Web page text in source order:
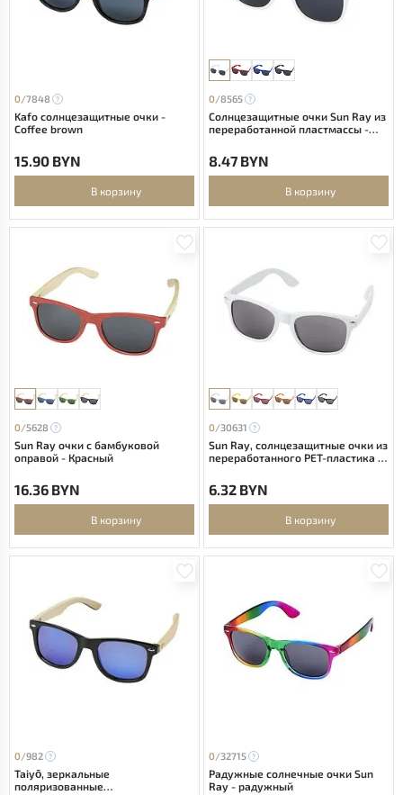
0/7848
Kafo солнцезащитные очки -
Coffee brown
15.90 BYN
В корзину
0/8565
Солнцезащитные очки Sun Ray из
переработанной пластмассы -
8.47 BYN
В корзину
0/5628
Sun Ray очки с бамбуковой
оправой - Красный
16.36 BYN
В корзину
0/30631
Sun Ray, солнцезащитные очки из
переработанного PET-пластика -
6.32 BYN
В корзину
0/982
Taiyō, зеркальные
поляризованные
0/32715
Радужные солнечные очки Sun
Ray - радужный